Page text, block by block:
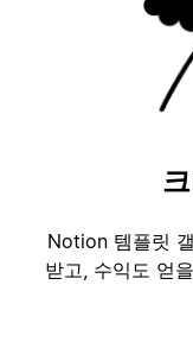
Notion 템플릿
받고, 수익도 얻